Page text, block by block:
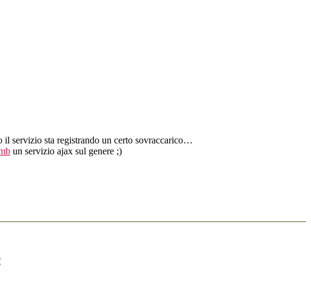
il servizio sta registrando un certo sovraccarico…
un servizio ajax sul genere ;)